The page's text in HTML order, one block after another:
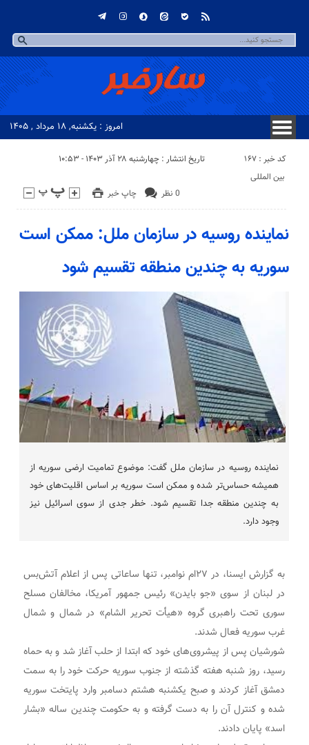
امروز : یکشنبه, ۱۸ مرداد , ۱۴۰۵
کد خبر : 167 تاریخ انتشار : چهارشنبه ۲۸ آذر ۱۴۰۳ - ۱۰:۵۳
چاپ خبر 0 نظر
بین المللی
نماینده روسیه در سازمان ملل: ممکن است
سوریه به چندین منطقه تقسیم شود
نماینده روسیه در سازمان ملل گفت: موضوع تمامیت ارضی سوریه از
همیشه حساس‌تر شده و ممکن است سوریه بر اساس اقلیت‌های خود
به چندین منطقه جدا تقسیم شود. خطر جدی از سوی اسرائیل نیز
وجود دارد.
به گزارش ایسنا، در ۲۷ام نوامبر، تنها ساعاتی پس از اعلام آتش‌بس
در لبنان از سوی «جو بایدن» رئیس جمهور آمریکا، مخالفان مسلح
سوری تحت راهبری گروه «هیأت تحریر الشام» در شمال و شمال
غرب سوریه فعال شدند.
شورشیان پس از پیشروی‌های خود که ابتدا از حلب آغاز شد و به حماه
رسید، روز شنبه هفته گذشته از جنوب سوریه حرکت خود را به سمت
دمشق آغاز کردند و صبح یکشنبه هشتم دسامبر وارد پایتخت سوریه
شده و کنترل آن را به دست گرفته و به حکومت چندین ساله «بشار
اسد» پایان دادند.